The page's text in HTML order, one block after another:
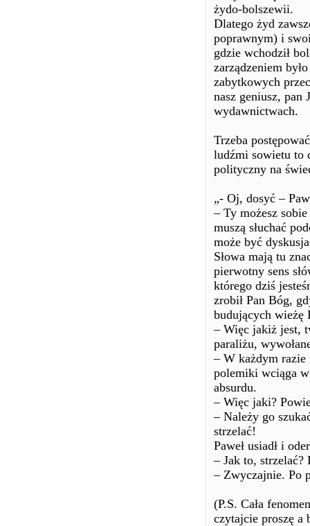
żydo-bolszewii.
Dlatego żyd
poprawnym) i
gdzie wchodził
zarządzeniem
zabytkowych
nasz geniusz,
wydawnictwach.
Trzeba
ludźmi sowietu to
polityczny na
„- Oj, dosyć –
– Ty możesz
muszą słuchać
może być
Słowa mają tu
pierwotny sens
którego dziś
zrobił Pan Bóg,
budujących wieżę
– Więc jakiż jest,
paraliżu,
– W każdym razie
polemiki wciąga
absurdu.
– Więc jaki?
– Należy go
strzelać!
Paweł usiadł i
– Jak to, strzelać?
– Zwyczajnie. Po
(P.S. Cała
czytajcie proszę a